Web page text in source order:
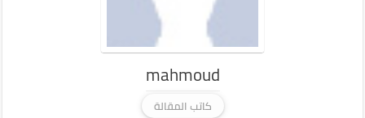
mahmoud
كاتب المقالة